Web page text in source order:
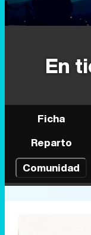
En
Ficha
Reparto
Comunidad